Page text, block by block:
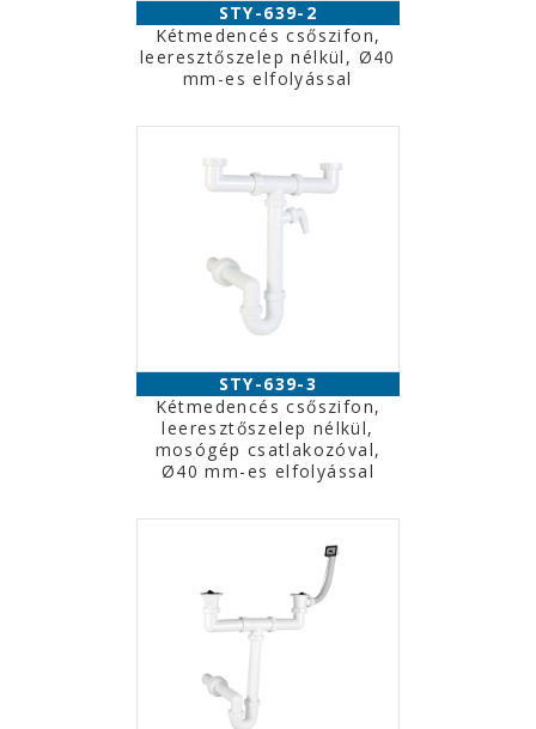
STY-639-2
Kétmedencés csőszifon,
leeresztőszelep nélkül, Ø40
mm-es elfolyással
STY-639-3
Kétmedencés csőszifon,
leeresztőszelep nélkül,
mosógép csatlakozóval,
Ø40 mm-es elfolyással